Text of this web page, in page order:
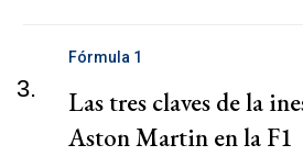
3.
Fórmula 1
Las tres claves de la
Aston Martin en la F1